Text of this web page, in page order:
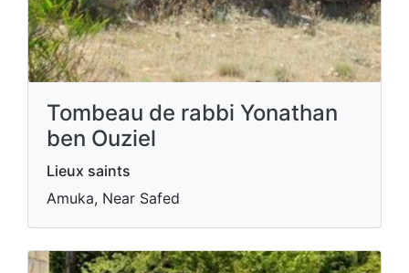
Tombeau de rabbi Yonathan
ben Ouziel
Lieux saints
Amuka, Near Safed